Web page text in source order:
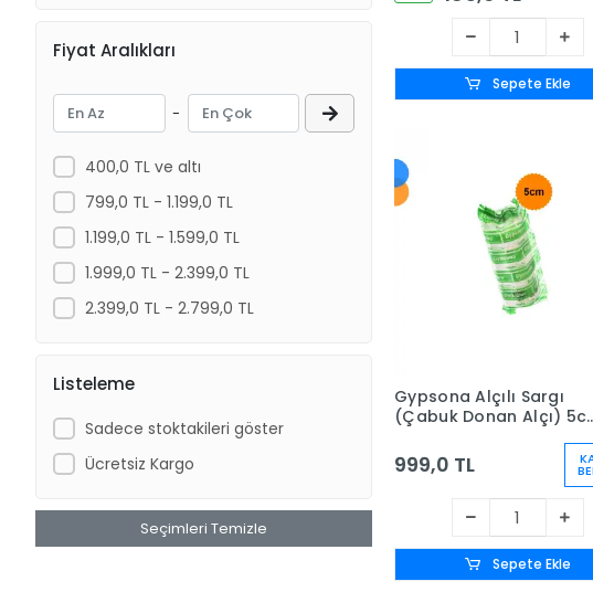
Ayset
BACTIGRAS
Bambino
Bastos Viegas
BD
Berha
Berika
Bestpoint
Betaplast
Bioxi
Bıçakcılar
Fiyat Aralıkları
-
400,0 TL ve altı
799,0 TL - 1.199,0 TL
1.199,0 TL - 1.599,0 TL
1.999,0 TL - 2.399,0 TL
2.399,0 TL - 2.799,0 TL
Listeleme
Sadece stoktakileri göster
Ücretsiz Kargo
Seçimleri Temizle
Sepete Ekle
Gypsona Alçılı Sargı
(Çabuk Donan Alçı)
999,0 TL
Sepete Ekle